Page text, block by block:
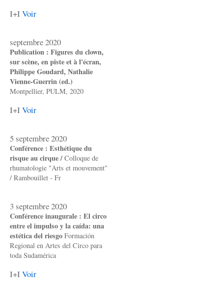
I+I Voir
septembre 2020
Publication : Figures du clown,
sur scène, en piste et à l'écran,
Philippe Goudard, Nathalie
Vienne-Guerrin (ed.)
Montpellier, PULM, 2020
I+I Voir
5 septembre 2020
Conférence : Esthétique du
risque au cirque /Colloque de
rhumatologie "Arts et mouvement"
/ Rambouillet - Fr
3 septembre 2020
Conférence inaugurale : El circo
entre el impulso y la caída: una
estética del riesgo Formación
Regional en Artes del Circo para
toda Sudamérica
I+I Voir